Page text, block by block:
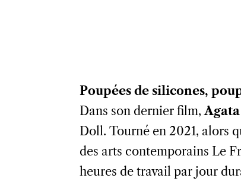
Poupées de silicones,
Dans son dernier film,
Doll. Tourné en 2021, alors
des arts contemporains Le
heures de travail par jour